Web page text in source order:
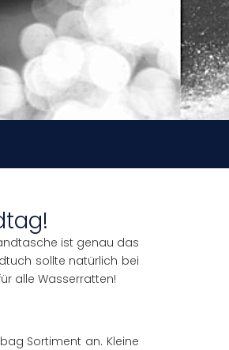
ist genau das
sollte natürlich bei
alle Wasserratten!
Sortiment an. Kleine